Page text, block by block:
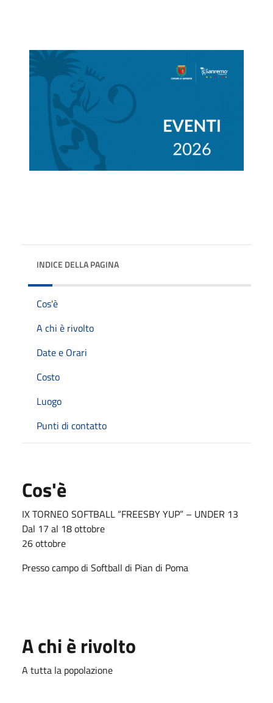
INDICE DELLA PAGINA
Cos'è
A chi è rivolto
Date e Orari
Costo
Luogo
Punti di contatto
Cos'è
IX TORNEO SOFTBALL “FREESBY YUP” – UNDER 13
Dal 17 al 18 ottobre
26 ottobre
Presso campo di Softball di Pian di Poma
A chi è rivolto
A tutta la popolazione